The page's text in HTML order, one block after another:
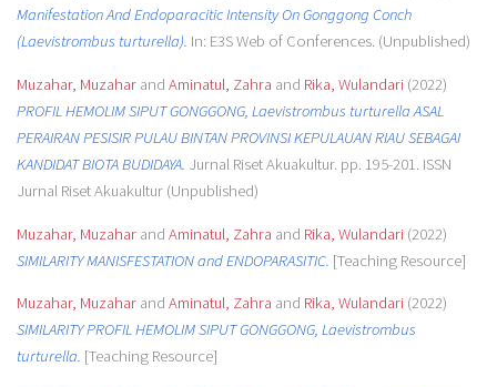
Manifestation And Endoparacitic Intensity On Gonggong Conch
(Laevistrombus turturella). In: E3S Web of Conferences. (Unpublished)
Muzahar, Muzaharand Aminatul, Zahra and Rika, Wulandari(2022)
PROFIL HEMOLIM SIPUT GONGGONG, Laevistrombus turturella ASAL
PERAIRAN PESISIR PULAU BINTAN PROVINSI KEPULAUAN RIAU SEBAGAI
KANDIDAT BIOTA BUDIDAYA. Jurnal Riset Akuakultur. pp. 195-201. ISSN
Jurnal Riset Akuakultur (Unpublished)
Muzahar, Muzaharand Aminatul, Zahra and Rika, Wulandari(2022)
SIMILARITY MANISFESTATION and ENDOPARASITIC. [Teaching Resource]
Muzahar, Muzaharand Aminatul, Zahra and Rika, Wulandari(2022)
SIMILARITY PROFIL HEMOLIM SIPUT GONGGONG, Laevistrombus
turturella. [Teaching Resource]